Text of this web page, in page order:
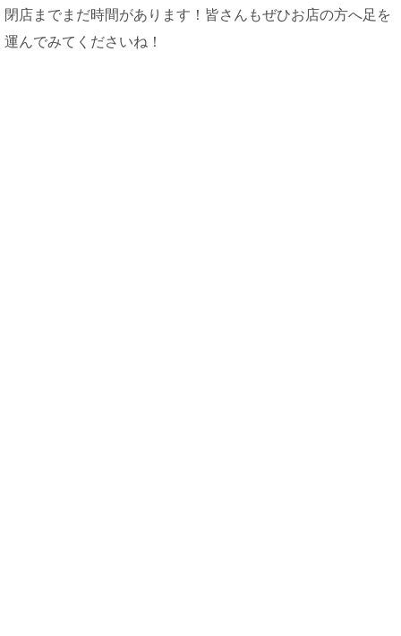
閉店までまだ時間があります！皆さんもぜひお店の方へ足を
運んでみてくださいね！